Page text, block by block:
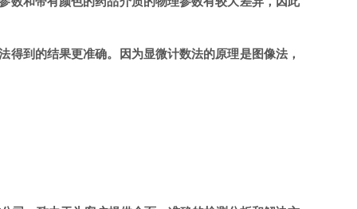
到的结果更准确。因为显微计数法的原理是图像法，